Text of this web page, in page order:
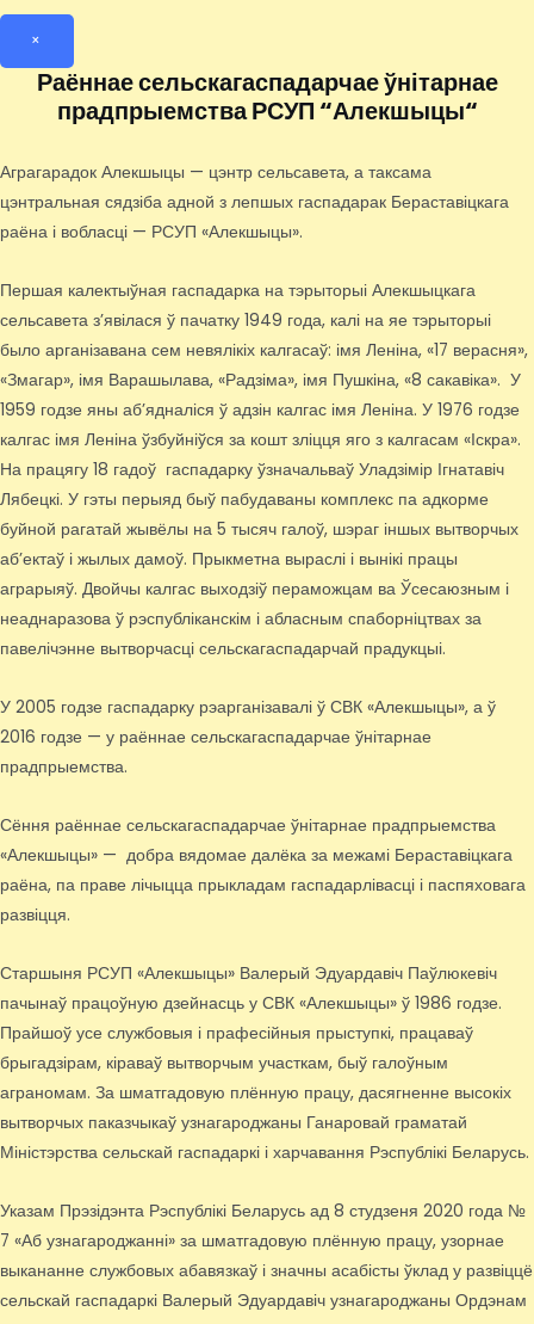
×
Раённае сельскагаспадарчае ўнітарнае
прадпрыемства РСУП “Алекшыцы“
Аграгарадок Алекшыцы — цэнтр сельсавета, а таксама
цэнтральная сядзіба адной з лепшых гаспадарак Бераставіцкага
раёна і вобласці — РСУП «Алекшыцы».
Першая калектыўная гаспадарка на тэрыторыі Алекшыцкага
сельсавета з’явілася ў пачатку 1949 года, калі на яе тэрыторыі
было арганізавана сем невялікіх калгасаў: імя Леніна, «17 верасня»,
«Змагар», імя Варашылава, «Радзіма», імя Пушкіна, «8 сакавіка». У
1959 годзе яны аб’ядналіся ў адзін калгас імя Леніна. У 1976 годзе
калгас імя Леніна ўзбуйніўся за кошт зліцця яго з калгасам «Іскра».
На працягу 18 гадоў гаспадарку ўзначальваў Уладзімір Ігнатавіч
Лябецкі. У гэты перыяд быў пабудаваны комплекс па адкорме
буйной рагатай жывёлы на 5 тысяч галоў, шэраг іншых вытворчых
аб’ектаў і жылых дамоў. Прыкметна выраслі і вынікі працы
аграрыяў. Двойчы калгас выходзіў пераможцам ва Ўсесаюзным і
неаднаразова ў рэспубліканскім і абласным спаборніцтвах за
павелічэнне вытворчасці сельскагаспадарчай прадукцыі.
У 2005 годзе гаспадарку рэарганізавалі ў СВК «Алекшыцы», а ў
2016 годзе — у раённае сельскагаспадарчае ўнітарнае
прадпрыемства.
Сёння раённае сельскагаспадарчае ўнітарнае прадпрыемства
«Алекшыцы» — добра вядомае далёка за межамі Бераставіцкага
раёна, па праве лічыцца прыкладам гаспадарлівасці і паспяховага
развіцця.
Старшыня РСУП «Алекшыцы» Валерый Эдуардавіч Паўлюкевіч
пачынаў працоўную дзейнасць у СВК «Алекшыцы» ў 1986 годзе.
Прайшоў усе службовыя і прафесійныя прыступкі, працаваў
брыгадзірам, кіраваў вытворчым участкам, быў галоўным
аграномам. За шматгадовую плённую працу, дасягненне высокіх
вытворчых паказчыкаў узнагароджаны Ганаровай граматай
Міністэрства сельскай гаспадаркі і харчавання Рэспублікі Беларусь.
Указам Прэзідэнта Рэспублікі Беларусь ад 8 студзеня 2020 года №
7 «Аб узнагароджанні» за шматгадовую плённую працу, узорнае
выкананне службовых абавязкаў і значны асабісты ўклад у развіццё
сельскай гаспадаркі Валерый Эдуардавіч узнагароджаны Ордэнам